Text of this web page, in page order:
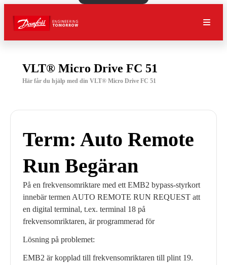
VLT® Micro Drive FC 51
Här får du hjälp med din VLT® Micro Drive FC 51
Term: Auto Remote
Run Begäran
På en frekvensomriktare med ett EMB2 bypass-styrkort
innebär termen AUTO REMOTE RUN REQUEST att
en digital terminal, t.ex. terminal 18 på
frekvensomriktaren, är programmerad för
Lösning på problemet:
EMB2 är kopplad till frekvensomriktaren till plint 19.